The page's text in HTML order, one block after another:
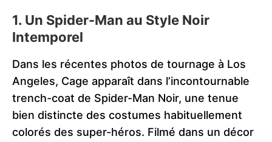
1. Un Spider-Man au Style Noir
Intemporel
Dans les récentes photos de tournage à Los
Angeles, Cage apparaît dans l’incontournable
trench-coat de Spider-Man Noir, une tenue
bien distincte des costumes habituellement
colorés des super-héros. Filmé dans un décor